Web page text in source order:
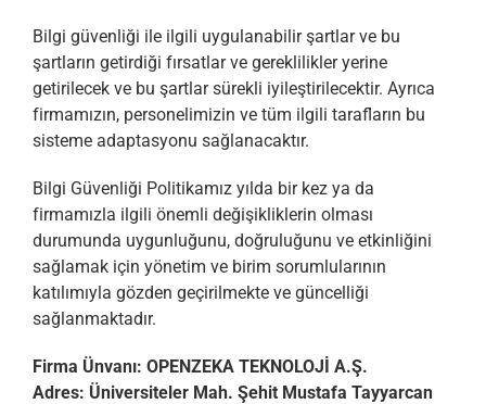
Bilgi güvenliği ile ilgili uygulanabilir şartlar ve bu
şartların getirdiği fırsatlar ve gereklilikler yerine
getirilecek ve bu şartlar sürekli iyileştirilecektir. Ayrıca
firmamızın, personelimizin ve tüm ilgili tarafların bu
sisteme adaptasyonu sağlanacaktır.
Bilgi Güvenliği Politikamız yılda bir kez ya da
firmamızla ilgili önemli değişikliklerin olması
durumunda uygunluğunu, doğruluğunu ve etkinliğini
sağlamak için yönetim ve birim sorumlularının
katılımıyla gözden geçirilmekte ve güncelliği
sağlanmaktadır.
Firma Ünvanı: OPENZEKA TEKNOLOJİ A.Ş.
Adres: Üniversiteler Mah. Şehit Mustafa Tayyarcan